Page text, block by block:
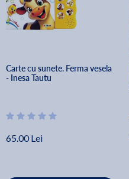
Carte cu sunete. Ferma vesela
- Inesa Tautu
65.00 Lei